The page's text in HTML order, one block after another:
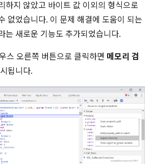
하지 않았고 바이트 값 이외의 형식으로
없었습니다. 이 문제 해결에 도움이 되는
는 새로운 기능도 추가되었습니다.
스 오른쪽 버튼으로 클릭하면 메모리 검
됩니다.